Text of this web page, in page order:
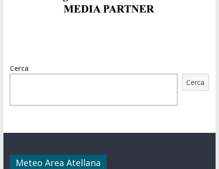
Cerca
Cerca
Meteo Area Atellana